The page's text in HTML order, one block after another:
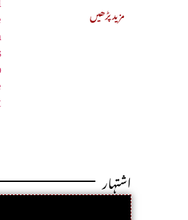
مزید پڑھیں
اشتہار